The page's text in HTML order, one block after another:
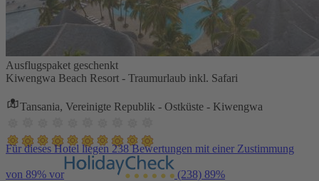
Ausflugspaket geschenkt
Kiwengwa Beach Resort - Traumurlaub inkl. Safari
Tansania, Vereinigte Republik - Ostküste - Kiwengwa
Für dieses Hotel liegen 238 Bewertungen mit einer Zustimmung
von 89% vor (238) 89%